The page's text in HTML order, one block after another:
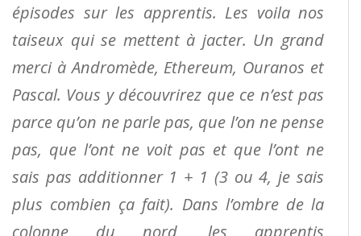
épisodes sur les apprentis. Les voila nos
taiseux qui se mettent à jacter. Un grand
merci à Andromède, Ethereum, Ouranos et
Pascal. Vous y découvrirez que ce n’est pas
parce qu’on ne parle pas, que l’on ne pense
pas, que l’ont ne voit pas et que l’ont ne
sais pas additionner 1 + 1 (3 ou 4, je sais
plus combien ça fait). Dans l’ombre de la
colonne du nord, les apprentis